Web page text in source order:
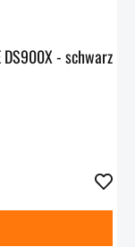
Wunderlich Motorschutz EXTREME VOGE DS900X - schwarz